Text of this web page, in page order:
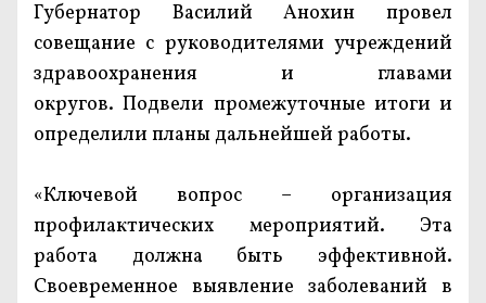
Губернатор Василий Анохин провел
совещание с руководителями учреждений
здравоохранения и главами
округов. Подвели промежуточные итоги и
определили планы дальнейшей работы.
«Ключевой вопрос – организация
профилактических мероприятий. Эта
работа должна быть эффективной.
Своевременное выявление заболеваний в